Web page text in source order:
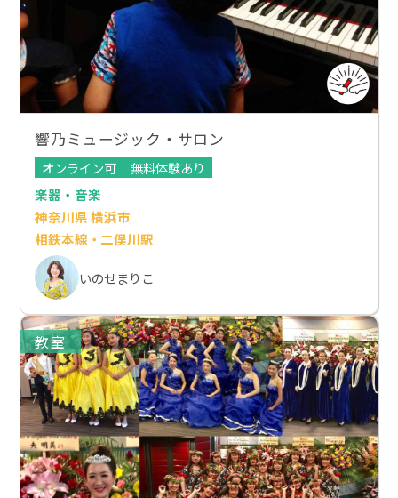
響乃ミュージック・サロン
オンライン可
無料体験あり
楽器・音楽
神奈川県 横浜市
相鉄本線・二俣川駅
いのせまりこ
教室